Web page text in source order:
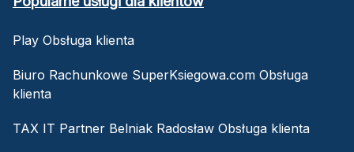
Play Obsługa klienta
Biuro Rachunkowe SuperKsiegowa.com Obsługa
klienta
TAX IT Partner Belniak Radosław Obsługa klienta